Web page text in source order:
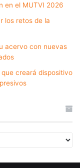
en el MUTVI 2026
los retos de la
acervo con nuevas
creará dispositivo